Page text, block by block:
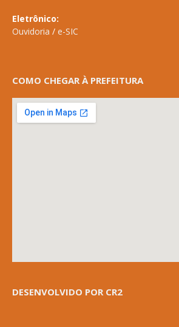
Eletrônico:
Ouvidoria / e-SIC
COMO CHEGAR À PREFEITURA
DESENVOLVIDO POR CR2